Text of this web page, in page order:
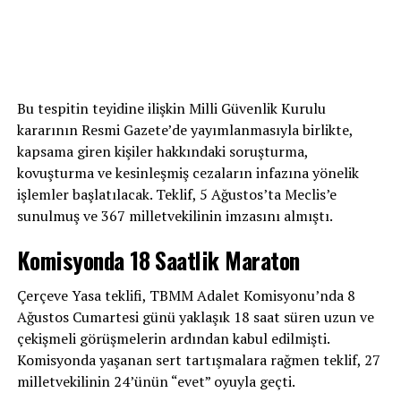
Bu tespitin teyidine ilişkin Milli Güvenlik Kurulu
kararının Resmi Gazete’de yayımlanmasıyla birlikte,
kapsama giren kişiler hakkındaki soruşturma,
kovuşturma ve kesinleşmiş cezaların infazına yönelik
işlemler başlatılacak. Teklif, 5 Ağustos’ta Meclis’e
sunulmuş ve 367 milletvekilinin imzasını almıştı.
Komisyonda 18 Saatlik Maraton
Çerçeve Yasa teklifi, TBMM Adalet Komisyonu’nda 8
Ağustos Cumartesi günü yaklaşık 18 saat süren uzun ve
çekişmeli görüşmelerin ardından kabul edilmişti.
Komisyonda yaşanan sert tartışmalara rağmen teklif, 27
milletvekilinin 24’ünün “evet” oyuyla geçti.